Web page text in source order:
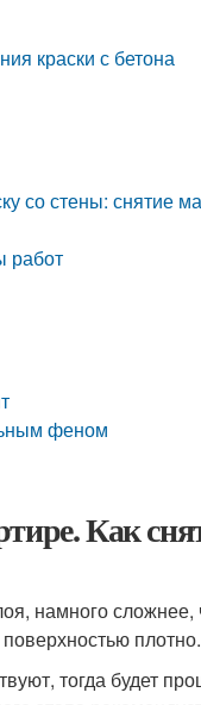
краски с бетона
со стены: снятие
работ
феном
Как
намного
плотно.
тогда будет